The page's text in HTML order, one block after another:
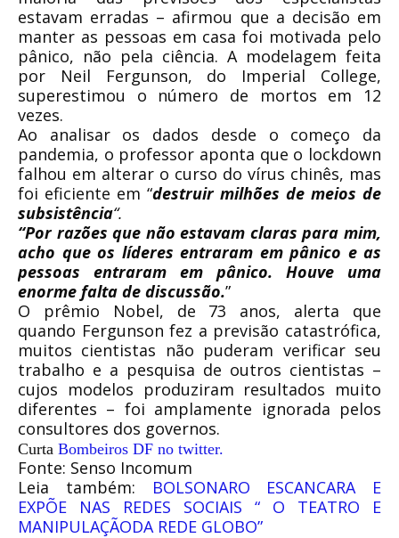
estavam erradas – afirmou que a decisão em
manter as pessoas em casa foi motivada pelo
pânico, não pela ciência. A modelagem feita
por Neil Fergunson, do Imperial College,
superestimou o número de mortos em 12
vezes.
Ao analisar os dados desde o começo da
pandemia, o professor aponta que o lockdown
falhou em alterar o curso do vírus chinês, mas
foi eficiente em “destruir milhões de meios de
subsistência“.
“Por razões que não estavam claras para mim,
acho que os líderes entraram em pânico e as
pessoas entraram em pânico. Houve uma
enorme falta de discussão.”
O prêmio Nobel, de 73 anos, alerta que
quando Fergunson fez a previsão catastrófica,
muitos cientistas não puderam verificar seu
trabalho e a pesquisa de outros cientistas –
cujos modelos produziram resultados muito
diferentes – foi amplamente ignorada pelos
consultores dos governos.
Curta Bombeiros DF no twitter.
Fonte: Senso Incomum
Leia também:
BOLSONARO ESCANCARA E
EXPÕE NAS REDES SOCIAIS “ O TEATRO E
MANIPULAÇÃODA REDE GLOBO”